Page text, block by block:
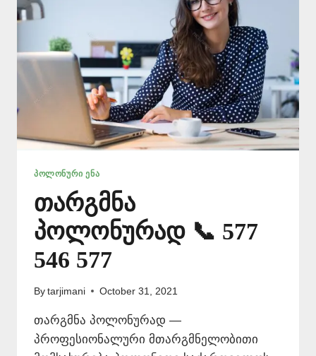
ᲞᲝᲚᲝᲜᲣᲠᲘ ᲔᲜᲐ
თარგმნა
პოლონურად 📞 577
546 577
By tarjimani October 31, 2021
თარგმნა პოლონურად —
პროფესიონალური მთარგმნელობითი